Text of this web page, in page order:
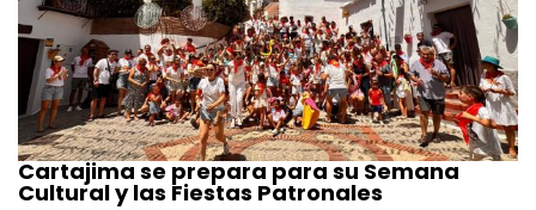
Cartajima se prepara para su Semana
Cultural y las Fiestas Patronales